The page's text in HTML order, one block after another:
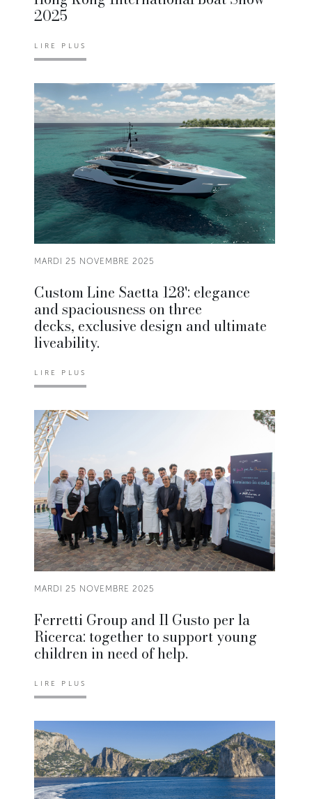
2025
LIRE PLUS
MARDI 25 NOVEMBRE 2025
Custom Line Saetta 128': elegance
and spaciousness on three
decks, exclusive design and ultimate
liveability.
LIRE PLUS
MARDI 25 NOVEMBRE 2025
Ferretti Group and Il Gusto per la
Ricerca: together to support young
children in need of help.
LIRE PLUS